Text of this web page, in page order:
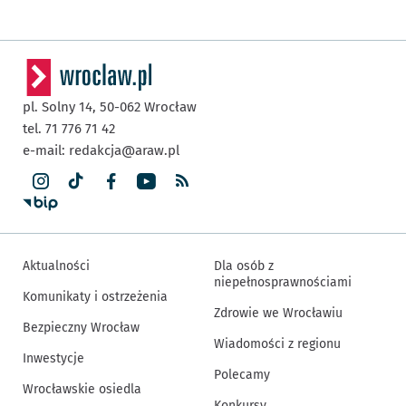
pl. Solny 14, 50-062 Wrocław
tel. 71 776 71 42
e-mail: redakcja@araw.pl
Aktualności
Komunikaty i ostrzeżenia
Bezpieczny Wrocław
Inwestycje
Wrocławskie osiedla
Dla osób z
niepełnosprawnościami
Zdrowie we Wrocławiu
Wiadomości z regionu
Polecamy